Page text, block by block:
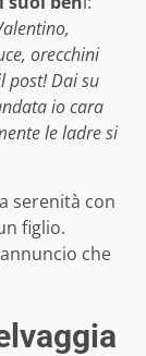
orecchini
post! Dai su
io cara
le ladre si
serenità con
figlio.
che